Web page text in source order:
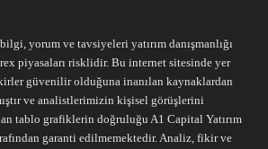
yorum ve tavsiyeleri yatırım danışmanlığı
piyasaları risklidir. Bu internet sitesinde yer
güvenilir olduğuna inanılan kaynaklardan
ve analistlerimizin kişisel görüşlerini
tablo grafiklerin doğruluğu A1 Capital Yatırım
garanti edilmemektedir. Analiz, fikir ve